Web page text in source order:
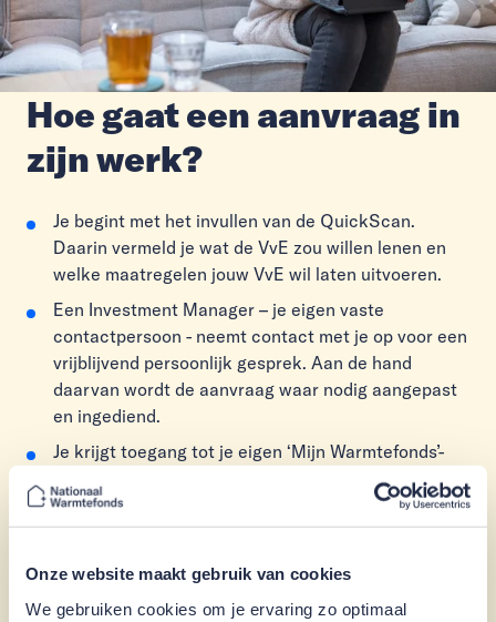
Onze website maakt gebruik van cookies
We gebruiken cookies om je ervaring zo optimaal
Hoe gaat een aanvraag in
zijn werk?
Je begint met het invullen van de QuickScan.
Daarin vermeld je wat de VvE zou willen lenen en
welke maatregelen jouw VvE wil laten uitvoeren.
Een Investment Manager – je eigen vaste
contactpersoon - neemt contact met je op voor een
vrijblijvend persoonlijk gesprek. Aan de hand
daarvan wordt de aanvraag waar nodig aangepast
en ingediend.
Je krijgt toegang tot je eigen ‘Mijn Warmtefonds’-
pagina. Daar kun je documenten uploaden.
De leden van de VvE moeten instemmen met het
juiste moment zorgen we voor teksten die je